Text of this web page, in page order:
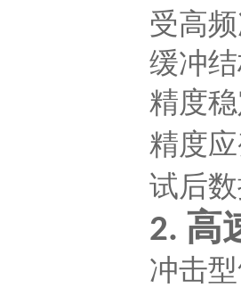
受高
缓冲
精度
精度
试后
2. 高
冲击